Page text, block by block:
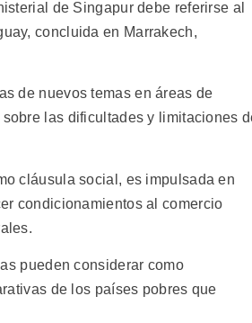
de Singapur debe referirse al
concluida en Marrakech,
de nuevos temas en áreas de
las dificultades y limitaciones
cláusula social, es impulsada en
condicionamientos al comercio
pueden considerar como
de los países pobres que